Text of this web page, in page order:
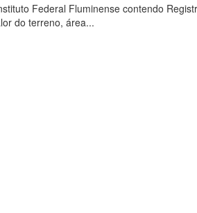
Federal Fluminense contendo
do terreno, área...